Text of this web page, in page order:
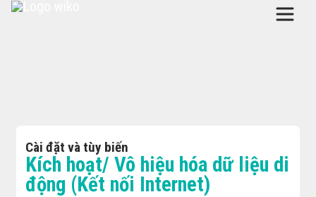
Cài đặt và tùy biến
Kích hoạt/ Vô hiệu hóa dữ liệu di
động (Kết nối Internet)